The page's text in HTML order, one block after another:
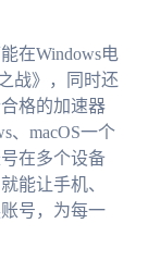
在Windows电
战》，同时还
格的加速器
、macOS一个
在多个设备
能让手机、
号，为每一